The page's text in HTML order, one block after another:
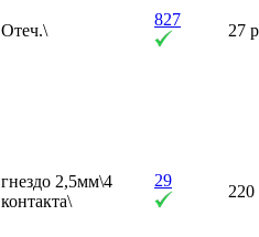
Отеч.\
827
27
гнездо 2,5мм\4
контакта\
29
220